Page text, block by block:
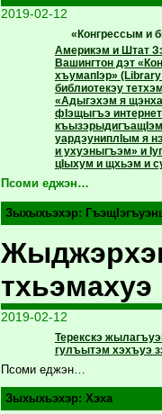
2019-02-12
«Конгрессым и
Америкэм и Штат
Вашингтон дэт
хъумапIэр»
библиотекэу
«Адыгэхэм я
фIэщыгъэ
уардэуниплIым я
и ухуэныгъэм» и
цIыхум и щхьэм и
Псоми еджэн…
Зыхыхьэхэр:
тхьэмахуэ
2019-02-12
Терекскэ
гулъытэм хэхъуэ
Псоми еджэн…
Зыхыхьэхэр: Хэха